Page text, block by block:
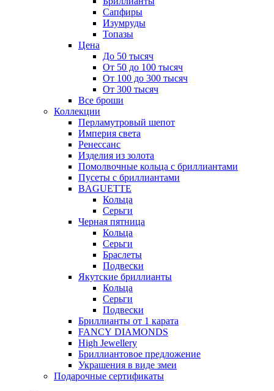
Сапфиры
Изумруды
Топазы
Цена
До 50 тысяч
От 50 до 100 тысяч
От 100 до 300 тысяч
От 300 тысяч
Все броши
Коллекции
Перламутровый шепот
Империя света
Ренессанс
Изделия из золота
Помолвочные кольца с бриллиантами
Пусеты с бриллиантами
BAGUETTE
Кольца
Серьги
Черная пятница
Кольца
Серьги
Браслеты
Подвески
Якутские бриллианты
Кольца
Серьги
Подвески
Бриллианты от 1 карата
FANCY DIAMONDS
High Jewellery
Бриллиантовое предложение
Украшения в виде змеи
Подарочные сертификаты